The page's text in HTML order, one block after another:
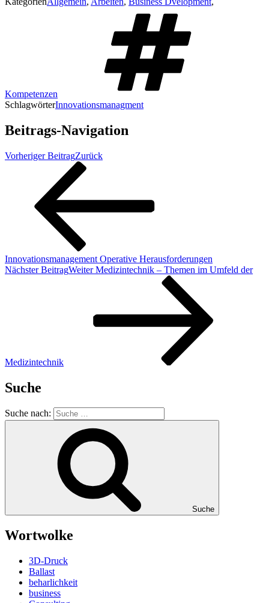
Kompetenzen
SchlagwörterInnovationsmanagment
Beitrags-Navigation
Vorheriger BeitragZurück
Innovationsmanagement Operative Herausforderungen
Nächster BeitragWeiter Medizintechnik – Themen im Umfeld der
Medizintechnik
Suche
Suche nach:
Suche
Wortwolke
3D-Druck
Ballast
beharlichkeit
business